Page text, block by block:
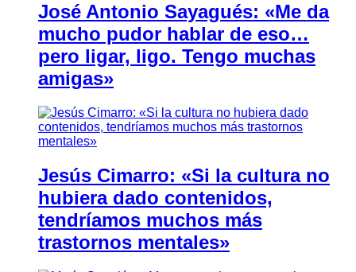
José Antonio Sayagués: «Me da
mucho pudor hablar de eso…
pero ligar, ligo. Tengo muchas
amigas»
Jesús Cimarro: «Si la cultura no
hubiera dado contenidos,
tendríamos muchos más
trastornos mentales»